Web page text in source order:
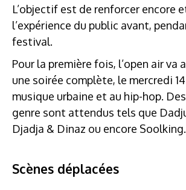
L’objectif est de renforcer encore
l’expérience du public avant,
festival.
Pour la première fois, l’open air va
une soirée complète, le mercredi
musique urbaine et au hip-hop.
genre sont attendus tels que
Djadja & Dinaz ou encore Soolking.
Scènes déplacées